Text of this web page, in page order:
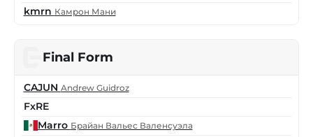
kmrn Камрон Мани
Final Form
CAJUN Andrew Guidroz
FxRE
Marro Брайан Вальес Валенсуэла